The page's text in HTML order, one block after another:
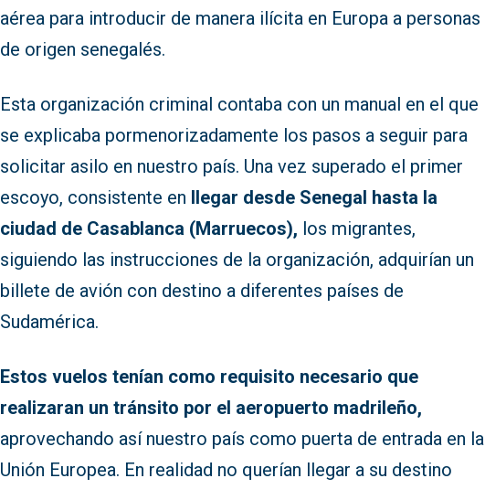
aérea para introducir de manera ilícita en Europa a personas
de origen senegalés.
Esta organización criminal contaba con un manual en el que
se explicaba pormenorizadamente los pasos a seguir para
solicitar asilo en nuestro país. Una vez superado el primer
escoyo, consistente en llegar desde Senegal hasta la
ciudad de Casablanca (Marruecos), los migrantes,
siguiendo las instrucciones de la organización, adquirían un
billete de avión con destino a diferentes países de
Sudamérica.
Estos vuelos tenían como requisito necesario que
realizaran un tránsito por el aeropuerto madrileño,
aprovechando así nuestro país como puerta de entrada en la
Unión Europea. En realidad no querían llegar a su destino